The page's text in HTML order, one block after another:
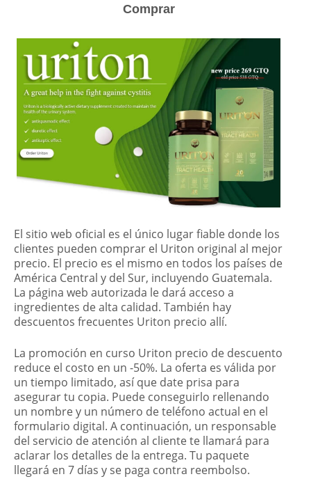
Comprar
El sitio web oficial es el único lugar fiable donde los
clientes pueden comprar el Uriton original al mejor
precio. El precio es el mismo en todos los países de
América Central y del Sur, incluyendo Guatemala.
La página web autorizada le dará acceso a
ingredientes de alta calidad. También hay
descuentos frecuentes Uriton precio allí.
La promoción en curso Uriton precio de descuento
reduce el costo en un -50%. La oferta es válida por
un tiempo limitado, así que date prisa para
asegurar tu copia. Puede conseguirlo rellenando
un nombre y un número de teléfono actual en el
formulario digital. A continuación, un responsable
del servicio de atención al cliente te llamará para
aclarar los detalles de la entrega. Tu paquete
llegará en 7 días y se paga contra reembolso.